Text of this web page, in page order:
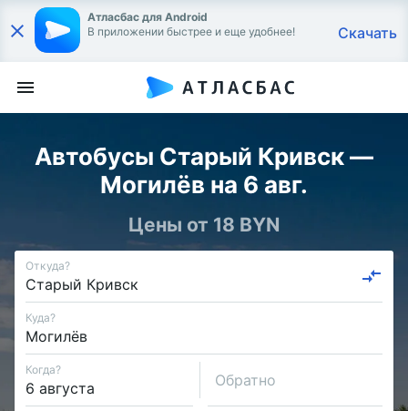
Атласбас для Android
В приложении быстрее и еще удобнее!
Скачать
Автобусы Старый Кривск —
Могилёв на 6 авг.
Цены от 18 BYN
Откуда?
Куда?
Когда?
Обратно